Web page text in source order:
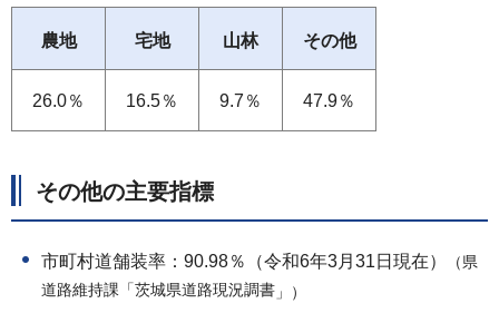
農地 宅地 山林 その他
26.0％ 16.5％ 9.7％ 47.9％
その他の主要指標
市町村道舗装率：90.98％（令和6年3月31日現在） （県
道路維持課「茨城県道路現況調書 」）